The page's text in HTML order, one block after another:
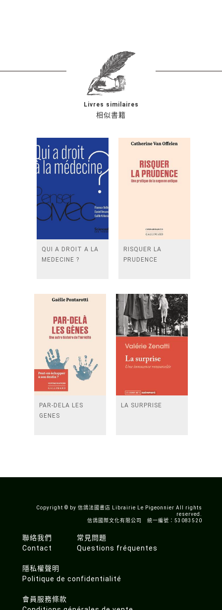
相似書籍
Livres similaires
QUI A DROIT A LA
MEDECINE ?
RISQUER LA
PRUDENCE
PAR-DELA LES
GENES
LA SURPRISE
Copyright © by 信鴿法國書店 Librairie Le Pigeonnier All rights
reserved.
信鴿國際文化有限公司 統一編號：53083520
聯絡我們
Contact
常見問題
Questions fréquentes
隱私權聲明
Politique de confidentialité
會員服務條款